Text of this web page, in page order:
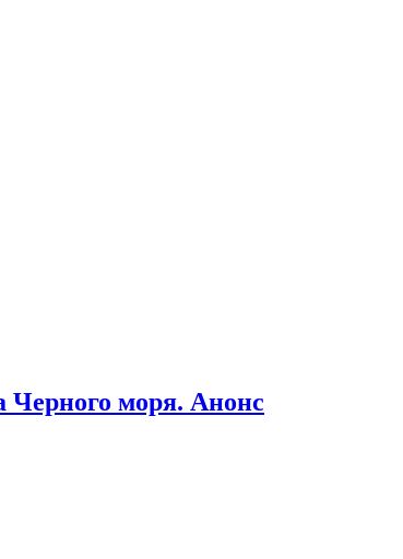
Черного моря. Анонс